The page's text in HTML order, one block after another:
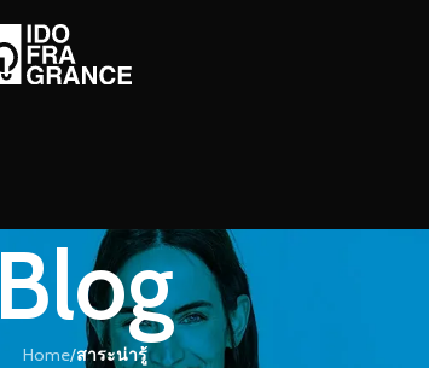
Blog
Home/สาระน่ารู้